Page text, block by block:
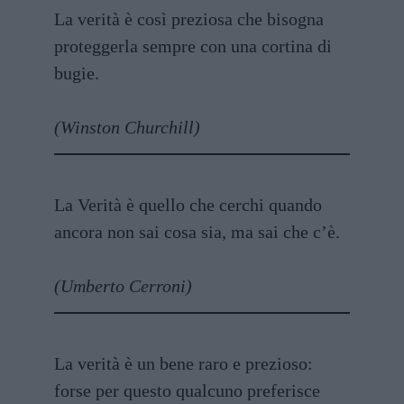
La verità è così preziosa che bisogna
proteggerla sempre con una cortina di
bugie.
(Winston Churchill)
La Verità è quello che cerchi quando
ancora non sai cosa sia, ma sai che c’è.
(Umberto Cerroni)
La verità è un bene raro e prezioso:
forse per questo qualcuno preferisce